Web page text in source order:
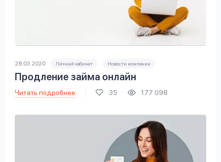
28.03.2020 Личный кабинет Новости компании
Продление займа онлайн
Читать подробнее 35 177 098